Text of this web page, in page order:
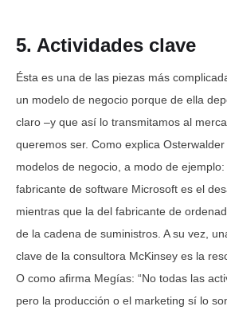
5. Actividades clave
Ésta es una de las piezas más
un modelo de negocio porque de ella
claro –y que así lo transmitamos al
queremos ser. Como explica
modelos de negocio, a modo de
fabricante de software Microsoft es el
mientras que la del fabricante de
de la cadena de suministros. A su vez,
clave de la consultora McKinsey es la
O como afirma Megías: “No todas las
pero la producción o el marketing sí lo